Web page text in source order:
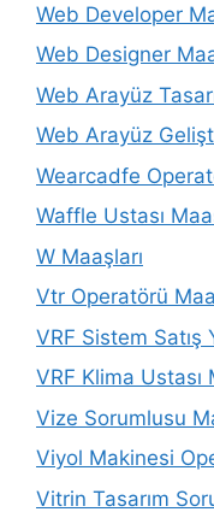
Web Developer
Web Designer
Web Arayüz
Web Arayüz
Wearcadfe
Waffle Ustası
W Maaşları
Vtr Operatörü
VRF Sistem Satış
VRF Klima Ustası
Vize Sorumlusu
Viyol Makinesi
Vitrin Tasarım